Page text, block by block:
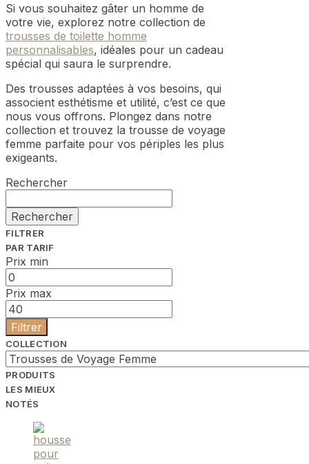
Si vous souhaitez gâter un homme de
votre vie, explorez notre collection de
trousses de toilette homme
personnalisables, idéales pour un cadeau
spécial qui saura le surprendre.
Des trousses adaptées à vos besoins, qui
associent esthétisme et utilité, c’est ce que
nous vous offrons. Plongez dans notre
collection et trouvez la trousse de voyage
femme parfaite pour vos périples les plus
exigeants.
Rechercher
Rechercher
FILTRER
PAR TARIF
Prix min
Prix max
Filtrer
COLLECTION
PRODUITS
LES MIEUX
NOTÉS